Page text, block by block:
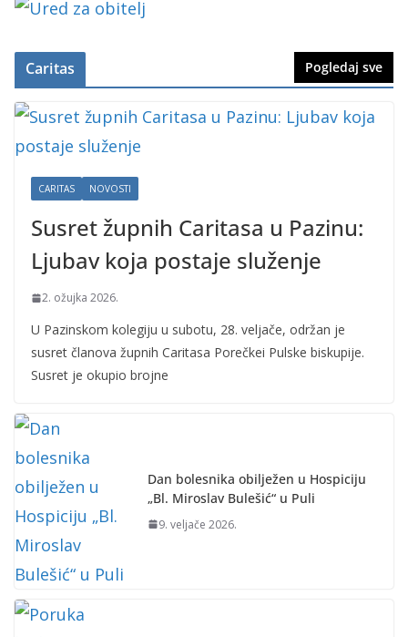
Caritas Pogledaj sve
CARITAS NOVOSTI
Susret župnih Caritasa u Pazinu:
Ljubav koja postaje služenje
2. ožujka 2026.
U Pazinskom kolegiju u subotu, 28. veljače, održan je
susret članova župnih Caritasa Porečkei Pulske biskupije.
Susret je okupio brojne
Dan bolesnika obilježen u Hospiciju
„Bl. Miroslav Bulešić“ u Puli
9. veljače 2026.